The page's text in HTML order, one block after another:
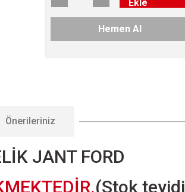
Ekle
Hemen Al
Önerileriniz
JANT FORD
(Stok teyidi